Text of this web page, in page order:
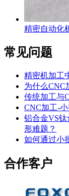
精密自动化
常见问题
精密机加工
为什么CNC
传统加工与
CNC加工-
铝合金VS
形难题？
如何通过小
合作客户